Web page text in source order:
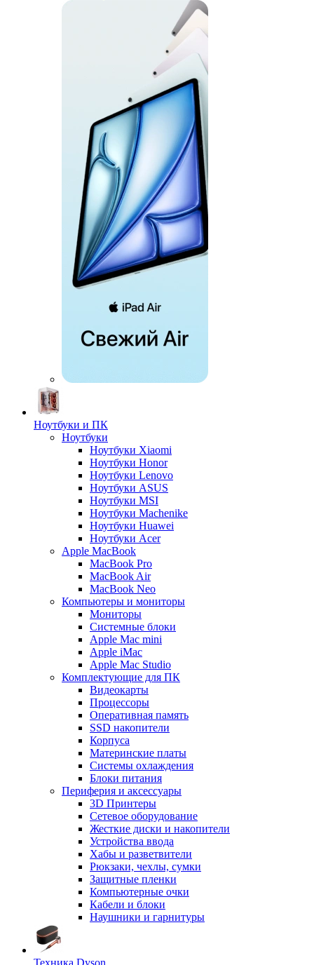
Ноутбуки и ПК
Ноутбуки
Ноутбуки Xiaomi
Ноутбуки Honor
Ноутбуки Lenovo
Ноутбуки ASUS
Ноутбуки MSI
Ноутбуки Machenike
Ноутбуки Huawei
Ноутбуки Acer
Apple MacBook
MacBook Pro
MacBook Air
MacBook Neo
Компьютеры и мониторы
Мониторы
Системные блоки
Apple Mac mini
Apple iMac
Apple Mac Studio
Комплектующие для ПК
Видеокарты
Процессоры
Оперативная память
SSD накопители
Корпуса
Материнские платы
Системы охлаждения
Блоки питания
Периферия и аксессуары
3D Принтеры
Сетевое оборудование
Жесткие диски и накопители
Устройства ввода
Хабы и разветвители
Рюкзаки, чехлы, сумки
Защитные пленки
Компьютерные очки
Кабели и блоки
Наушники и гарнитуры
Техника Dyson